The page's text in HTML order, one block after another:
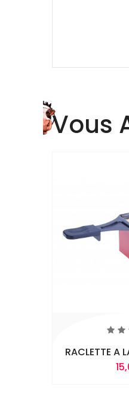
Vous
RACLETTE A